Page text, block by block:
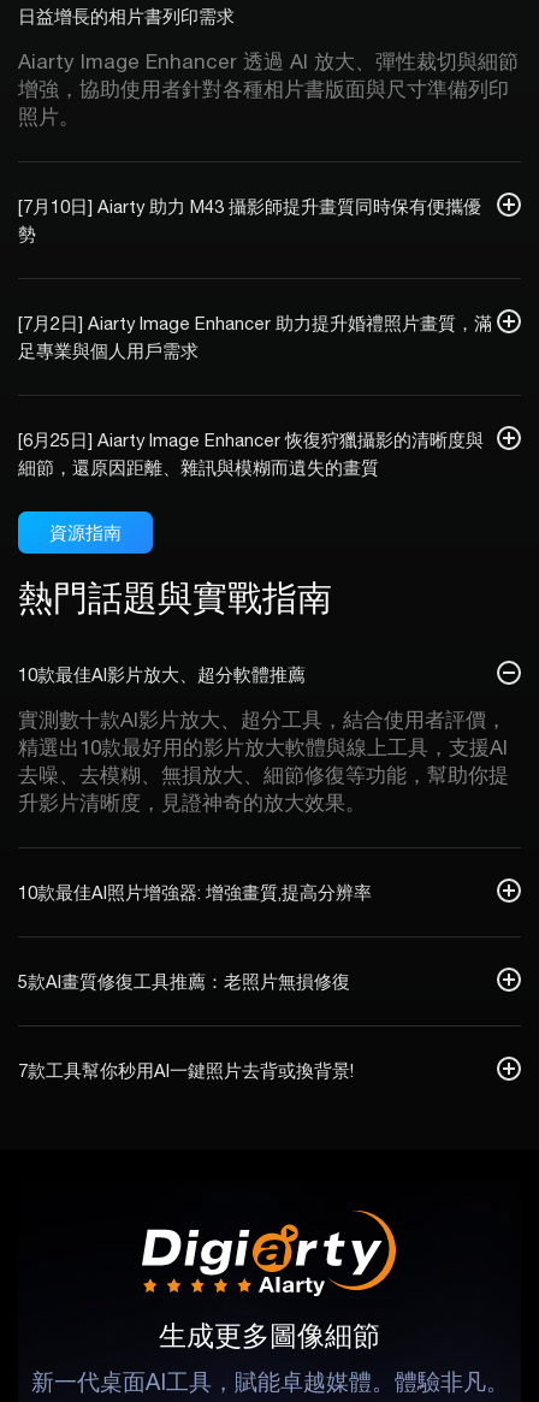
日益增長的相片書列印需求
Aiarty Image Enhancer 透過 AI 放大、彈性裁切與細節
增強，協助使用者針對各種相片書版面與尺寸準備列印
照片。
[7月10日] Aiarty 助力 M43 攝影師提升畫質同時保有便攜優
勢
[7月2日] Aiarty Image Enhancer 助力提升婚禮照片畫質，滿
足專業與個人用戶需求
[6月25日] Aiarty Image Enhancer 恢復狩獵攝影的清晰度與
細節，還原因距離、雜訊與模糊而遺失的畫質
資源指南
熱門話題與實戰指南
10款最佳AI影片放大、超分軟體推薦
實測數十款AI影片放大、超分工具，結合使用者評價，
精選出10款最好用的影片放大軟體與線上工具，支援AI
去噪、去模糊、無損放大、細節修復等功能，幫助你提
升影片清晰度，見證神奇的放大效果。
10款最佳AI照片增強器: 增強畫質,提高分辨率
5款AI畫質修復工具推薦：老照片無損修復
7款工具幫你秒用AI一鍵照片去背或換背景!
生成更多圖像細節
新一代桌面AI工具，賦能卓越媒體。體驗非凡。